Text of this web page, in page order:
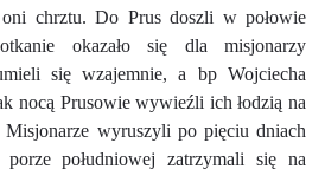
chrztu. Do Prus doszli w połowie
okazało się dla misjonarzy
się wzajemnie, a bp Wojciecha
nocą Prusowie wywieźli ich łodzią na
Misjonarze wyruszyli po pięciu dniach
południowej zatrzymali się na